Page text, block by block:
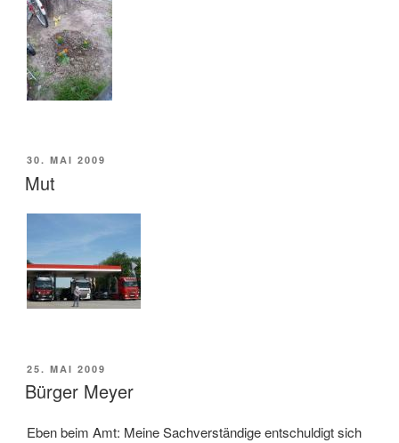
VERÖFFENTLICHT
AM
30. MAI 2009
Mut
VERÖFFENTLICHT
AM
25. MAI 2009
Bürger Meyer
Eben beim Amt: Meine Sachverständige entschuldigt sich